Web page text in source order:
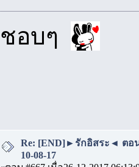
ชอบๆ
Re: [END]►รักอิสระ◄ ตอ
10-08-17